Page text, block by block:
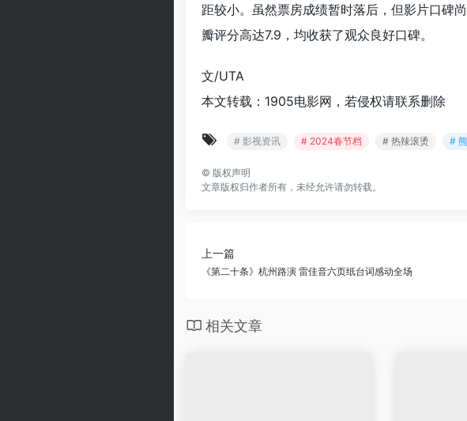
距较小。虽然票房成绩暂时落后，但影片口碑
瓣评分高达7.9，均收获了观众良好口碑。
文/UTA
本文转载：1905电影网，若侵权请联系删除
# 影视资讯 # 2024春节档 # 热辣滚烫 #
© 版权声明
文章版权归作者所有，未经允许请勿转载。
上一篇
《第二十条》杭州路演 雷佳音六页纸台词感动全场
相关文章